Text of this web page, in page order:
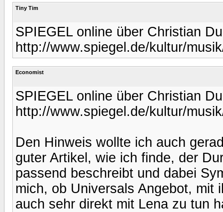
Tiny Tim
SPIEGEL online über Christian
http://www.spiegel.de/kultur/
Economist
SPIEGEL online über Christian
http://www.spiegel.de/kultur/
Den Hinweis wollte ich auch
guter Artikel, wie ich finde, der
passend beschreibt und dabei
mich, ob Universals Angebot, mit
auch sehr direkt mit Lena zu tun